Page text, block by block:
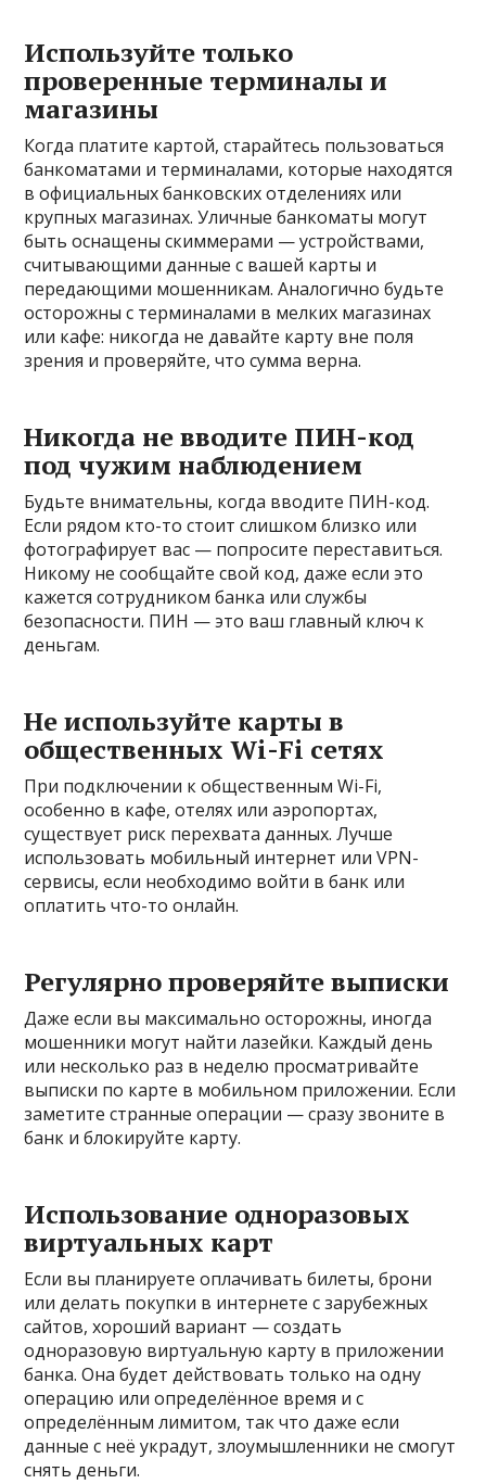
Используйте только
проверенные терминалы и
магазины
Когда платите картой, старайтесь пользоваться
банкоматами и терминалами, которые находятся
в официальных банковских отделениях или
крупных магазинах. Уличные банкоматы могут
быть оснащены скиммерами — устройствами,
считывающими данные с вашей карты и
передающими мошенникам. Аналогично будьте
осторожны с терминалами в мелких магазинах
или кафе: никогда не давайте карту вне поля
зрения и проверяйте, что сумма верна.
Никогда не вводите ПИН-код
под чужим наблюдением
Будьте внимательны, когда вводите ПИН-код.
Если рядом кто-то стоит слишком близко или
фотографирует вас — попросите переставиться.
Никому не сообщайте свой код, даже если это
кажется сотрудником банка или службы
безопасности. ПИН — это ваш главный ключ к
деньгам.
Не используйте карты в
общественных Wi-Fi сетях
При подключении к общественным Wi-Fi,
особенно в кафе, отелях или аэропортах,
существует риск перехвата данных. Лучше
использовать мобильный интернет или VPN-
сервисы, если необходимо войти в банк или
оплатить что-то онлайн.
Регулярно проверяйте выписки
Даже если вы максимально осторожны, иногда
мошенники могут найти лазейки. Каждый день
или несколько раз в неделю просматривайте
выписки по карте в мобильном приложении. Если
заметите странные операции — сразу звоните в
банк и блокируйте карту.
Использование одноразовых
виртуальных карт
Если вы планируете оплачивать билеты, брони
или делать покупки в интернете с зарубежных
сайтов, хороший вариант — создать
одноразовую виртуальную карту в приложении
банка. Она будет действовать только на одну
операцию или определённое время и с
определённым лимитом, так что даже если
данные с неё украдут, злоумышленники не смогут
снять деньги.